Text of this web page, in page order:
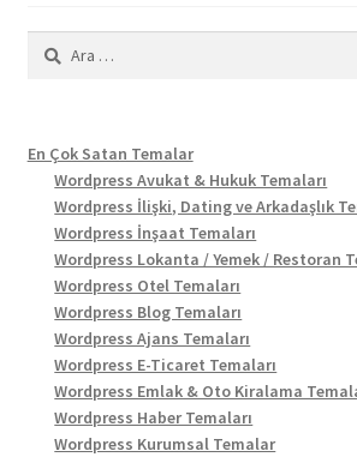
Arama:
En Çok Satan Temalar
Wordpress Avukat & Hukuk Temaları
Wordpress İlişki, Dating ve Arkadaşlık
Wordpress İnşaat Temaları
Wordpress Lokanta / Yemek / Restoran
Wordpress Otel Temaları
Wordpress Blog Temaları
Wordpress Ajans Temaları
Wordpress E-Ticaret Temaları
Wordpress Emlak & Oto Kiralama
Wordpress Haber Temaları
Wordpress Kurumsal Temalar